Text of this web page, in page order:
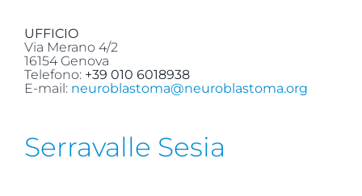
UFFICIO
Via Merano 4/2
16154 Genova
Telefono: +39 010 6018938
E-mail: neuroblastoma@neuroblastoma.org
Serravalle Sesia